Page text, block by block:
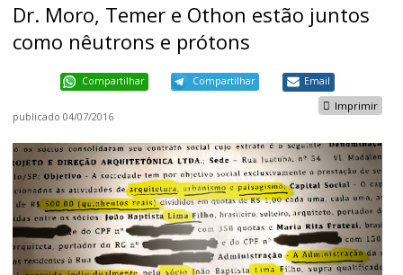
Dr. Moro, Temer e Othon estão juntos
como nêutrons e prótons
Compartilhar Compartilhar Email
Imprimir
publicado 04/07/2016